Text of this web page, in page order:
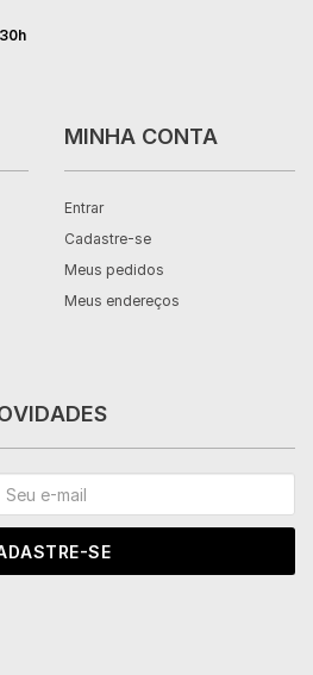
MINHA CONTA
Entrar
Cadastre-se
Meus pedidos
Meus endereços
SE